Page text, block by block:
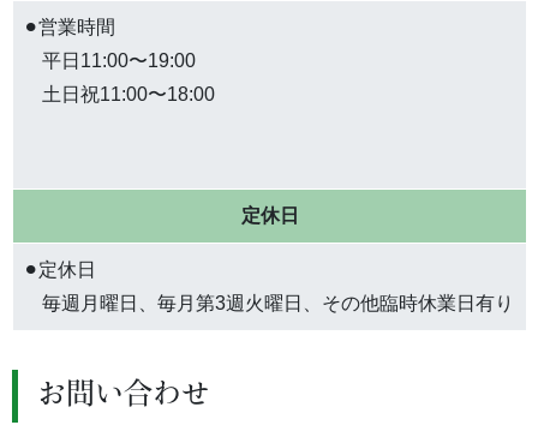
⚫︎営業時間
平日11:00〜19:00
土日祝11:00〜18:00
定休日
⚫︎定休日
毎週月曜日、毎月第3週火曜日、その他臨時休業日有り
お問い合わせ